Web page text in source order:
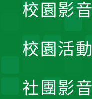
校園影音
校園活動
社團影音